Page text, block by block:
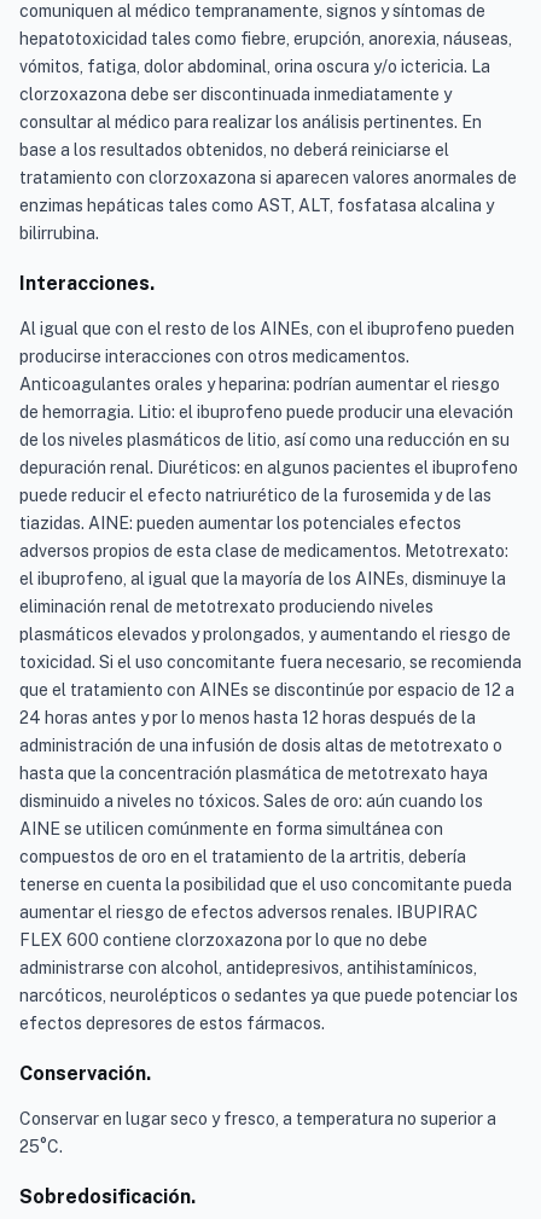
comuniquen al médico tempranamente, signos y síntomas de
hepatotoxicidad tales como fiebre, erupción, anorexia, náuseas,
vómitos, fatiga, dolor abdominal, orina oscura y/o ictericia. La
clorzoxazona debe ser discontinuada inmediatamente y
consultar al médico para realizar los análisis pertinentes. En
base a los resultados obtenidos, no deberá reiniciarse el
tratamiento con clorzoxazona si aparecen valores anormales de
enzimas hepáticas tales como AST, ALT, fosfatasa alcalina y
bilirrubina.
Interacciones.
Al igual que con el resto de los AINEs, con el ibuprofeno pueden
producirse interacciones con otros medicamentos.
Anticoagulantes orales y heparina: podrían aumentar el riesgo
de hemorragia. Litio: el ibuprofeno puede producir una elevación
de los niveles plasmáticos de litio, así como una reducción en su
depuración renal. Diuréticos: en algunos pacientes el ibuprofeno
puede reducir el efecto natriurético de la furosemida y de las
tiazidas. AINE: pueden aumentar los potenciales efectos
adversos propios de esta clase de medicamentos. Metotrexato:
el ibuprofeno, al igual que la mayoría de los AINEs, disminuye la
eliminación renal de metotrexato produciendo niveles
plasmáticos elevados y prolongados, y aumentando el riesgo de
toxicidad. Si el uso concomitante fuera necesario, se recomienda
que el tratamiento con AINEs se discontinúe por espacio de 12 a
24 horas antes y por lo menos hasta 12 horas después de la
administración de una infusión de dosis altas de metotrexato o
hasta que la concentración plasmática de metotrexato haya
disminuido a niveles no tóxicos. Sales de oro: aún cuando los
AINE se utilicen comúnmente en forma simultánea con
compuestos de oro en el tratamiento de la artritis, debería
tenerse en cuenta la posibilidad que el uso concomitante pueda
aumentar el riesgo de efectos adversos renales. IBUPIRAC
FLEX 600 contiene clorzoxazona por lo que no debe
administrarse con alcohol, antidepresivos, antihistamínicos,
narcóticos, neurolépticos o sedantes ya que puede potenciar los
efectos depresores de estos fármacos.
Conservación.
Conservar en lugar seco y fresco, a temperatura no superior a
25°C.
Sobredosificación.